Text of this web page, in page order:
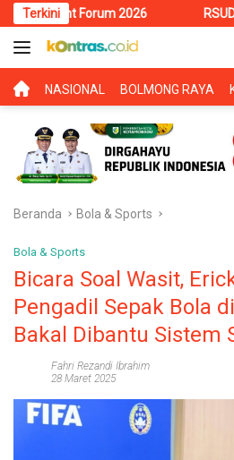
Langsung
ke
konten
Terkini
2026 RSUD Kotamobagu
BERANDA
NASIONAL BOLMONG RAYA
Beranda Bola & Sports
Bola & Sports
Bicara Soal Wasit,
Pengadil Sepak Bola
Bakal Dibantu Sistem
Fahri Rezandi Ibrahim
28 Maret 2025